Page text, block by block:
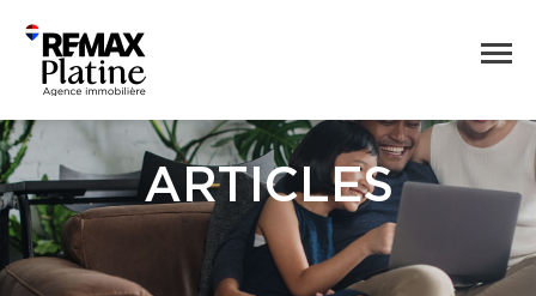
ARTICLES